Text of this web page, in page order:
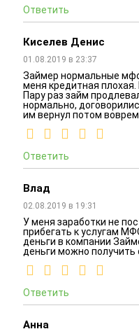
Ответить
Киселев Денис
01.08.2019 в 23:37
Займер нормальные
меня кредитная плохая.
Пару раз займ
нормально,
им вернул потом
Ответить
Влад
02.08.2019 в 19:31
У меня заработки не
прибегать к услугам
деньги в компании
деньги можно получить
Ответить
Анна